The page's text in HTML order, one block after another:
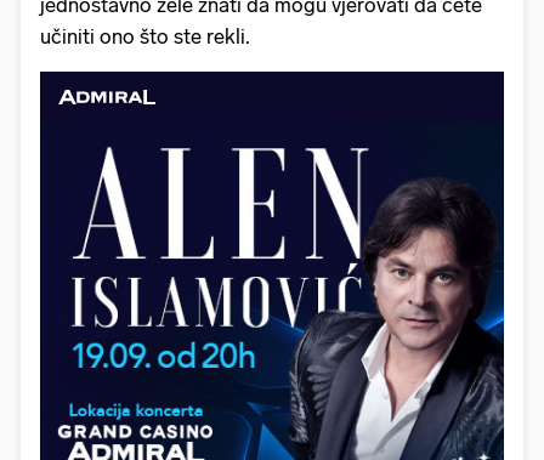
učiniti ono što ste rekli.